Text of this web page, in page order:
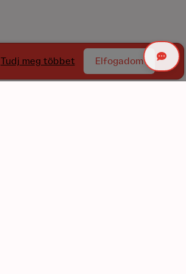
Tudj meg többet Elfogadom